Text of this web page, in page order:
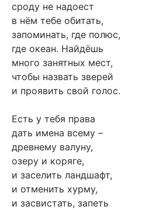
сроду не надоест
в нём тебе обитать,
запоминать, где полюс,
где океан. Найдёшь
много занятных мест,
чтобы назвать зверей
и проявить свой голос.
Есть у тебя права
дать имена всему –
древнему валуну,
озеру и коряге,
и заселить ландшафт,
и отменить хурму,
и засвистать, запеть